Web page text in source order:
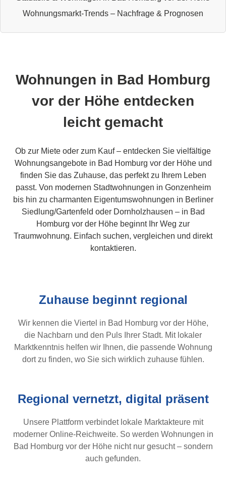
Wohnungsmarkt-Trends – Nachfrage & Prognosen
Wohnungen in Bad Homburg
vor der Höhe entdecken
leicht gemacht
Ob zur Miete oder zum Kauf – entdecken Sie vielfältige
Wohnungsangebote in Bad Homburg vor der Höhe und
finden Sie das Zuhause, das perfekt zu Ihrem Leben
passt. Von modernen Stadtwohnungen in Gonzenheim
bis hin zu charmanten Eigentumswohnungen in Berliner
Siedlung/Gartenfeld oder Dornholzhausen – in Bad
Homburg vor der Höhe beginnt Ihr Weg zur
Traumwohnung. Einfach suchen, vergleichen und direkt
kontaktieren.
Zuhause beginnt regional
Wir kennen die Viertel in Bad Homburg vor der Höhe,
die Nachbarn und den Puls Ihrer Stadt. Mit lokaler
Marktkenntnis helfen wir Ihnen, die passende Wohnung
dort zu finden, wo Sie sich wirklich zuhause fühlen.
Regional vernetzt, digital präsent
Unsere Plattform verbindet lokale Marktakteure mit
moderner Online-Reichweite. So werden Wohnungen in
Bad Homburg vor der Höhe nicht nur gesucht – sondern
auch gefunden.